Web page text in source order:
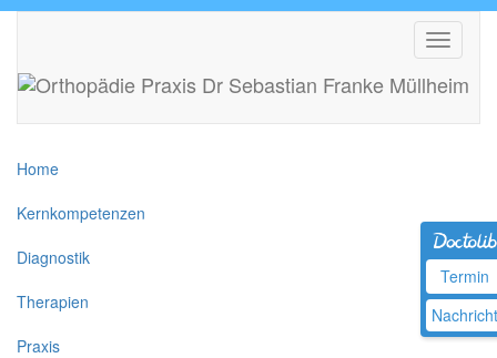
Home
Kernkompetenzen
Diagnostik
Therapien
Praxis
Termin
Nachricht